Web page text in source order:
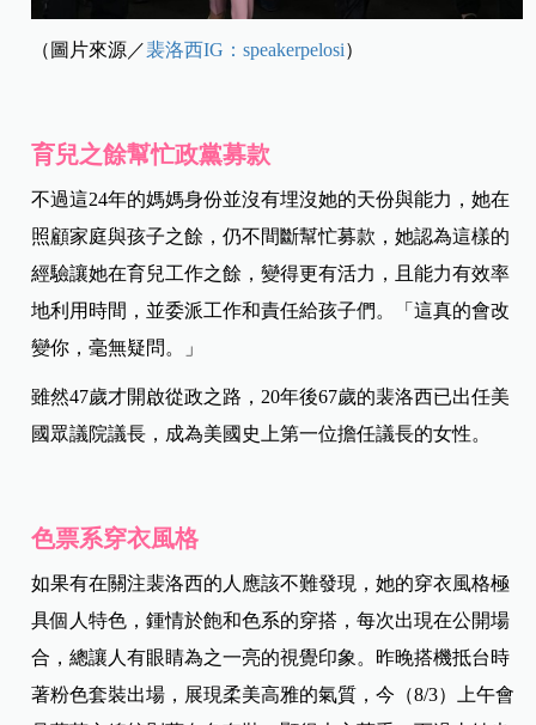
（圖片來源／裴洛西IG：speakerpelosi）
育兒之餘幫忙政黨募款
不過這24年的媽媽身份並沒有埋沒她的天份與能力，她在
照顧家庭與孩子之餘，仍不間斷幫忙募款，她認為這樣的
經驗讓她在育兒工作之餘，變得更有活力，且能力有效率
地利用時間，並委派工作和責任給孩子們。「這真的會改
變你，毫無疑問。」
雖然47歲才開啟從政之路，20年後67歲的裴洛西已出任美
國眾議院議長，成為美國史上第一位擔任議長的女性。
色票系穿衣風格
如果有在關注裴洛西的人應該不難發現，她的穿衣風格極
具個人特色，鍾情於飽和色系的穿搭，每次出現在公開場
合，總讓人有眼睛為之一亮的視覺印象。昨晚搭機抵台時
著粉色套裝出場，展現柔美高雅的氣質，今（8/3）上午會